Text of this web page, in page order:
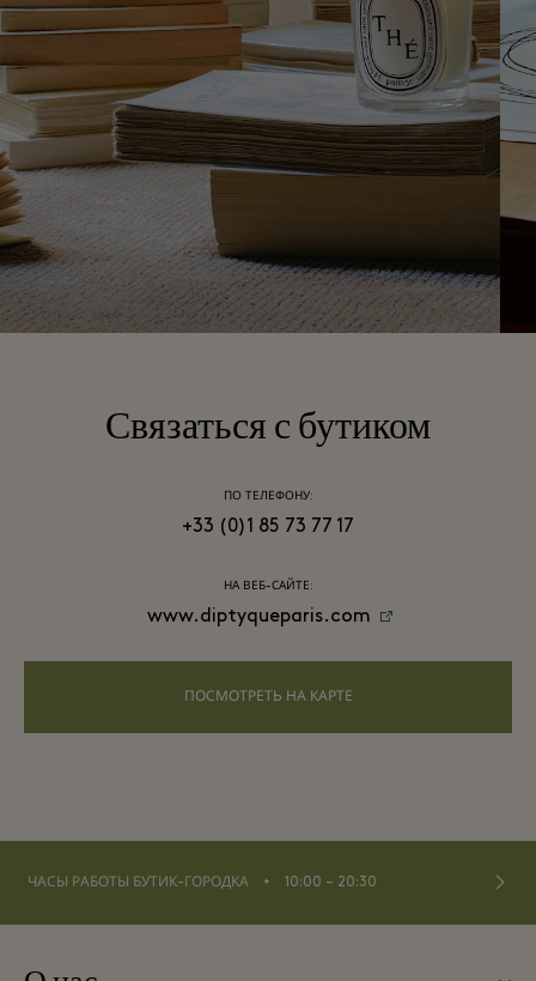
Связаться с бутиком
ПО ТЕЛЕФОНУ:
+33 (0)1 85 73 77 17
НА ВЕБ-САЙТЕ:
www.diptyqueparis.com
ПОСМОТРЕТЬ НА КАРТЕ
ЧАСЫ РАБОТЫ БУТИК-ГОРОДКА ⬩ 10:00 – 20:30